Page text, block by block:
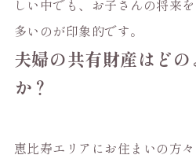
しい中でも、お子さんの将来
多いのが印象的です。
夫婦の共有財産はど
か？
恵比寿エリアにお住まいの方